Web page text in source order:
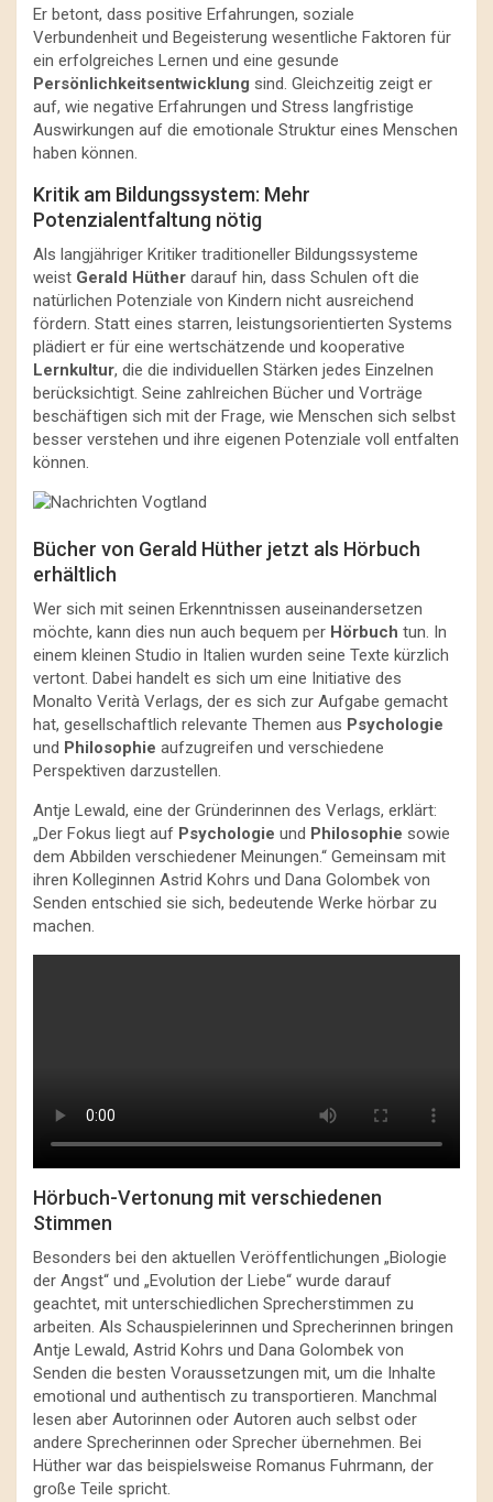
Er betont, dass positive Erfahrungen, soziale
Verbundenheit und Begeisterung wesentliche Faktoren für
ein erfolgreiches Lernen und eine gesunde
Persönlichkeitsentwicklung sind. Gleichzeitig zeigt er
auf, wie negative Erfahrungen und Stress langfristige
Auswirkungen auf die emotionale Struktur eines Menschen
haben können.
Kritik am Bildungssystem: Mehr
Potenzialentfaltung nötig
Als langjähriger Kritiker traditioneller Bildungssysteme
weist Gerald Hüther darauf hin, dass Schulen oft die
natürlichen Potenziale von Kindern nicht ausreichend
fördern. Statt eines starren, leistungsorientierten Systems
plädiert er für eine wertschätzende und kooperative
Lernkultur, die die individuellen Stärken jedes Einzelnen
berücksichtigt. Seine zahlreichen Bücher und Vorträge
beschäftigen sich mit der Frage, wie Menschen sich selbst
besser verstehen und ihre eigenen Potenziale voll entfalten
können.
Bücher von Gerald Hüther jetzt als Hörbuch
erhältlich
Wer sich mit seinen Erkenntnissen auseinandersetzen
möchte, kann dies nun auch bequem per Hörbuch tun. In
einem kleinen Studio in Italien wurden seine Texte kürzlich
vertont. Dabei handelt es sich um eine Initiative des
Monalto Verità Verlags, der es sich zur Aufgabe gemacht
hat, gesellschaftlich relevante Themen aus Psychologie
und Philosophie aufzugreifen und verschiedene
Perspektiven darzustellen.
Antje Lewald, eine der Gründerinnen des Verlags, erklärt:
„Der Fokus liegt auf Psychologie und Philosophie sowie
dem Abbilden verschiedener Meinungen.“ Gemeinsam mit
ihren Kolleginnen Astrid Kohrs und Dana Golombek von
Senden entschied sie sich, bedeutende Werke hörbar zu
machen.
Hörbuch-Vertonung mit verschiedenen
Stimmen
Besonders bei den aktuellen Veröffentlichungen „Biologie
der Angst“ und „Evolution der Liebe“ wurde darauf
geachtet, mit unterschiedlichen Sprecherstimmen zu
arbeiten. Als Schauspielerinnen und Sprecherinnen bringen
Antje Lewald, Astrid Kohrs und Dana Golombek von
Senden die besten Voraussetzungen mit, um die Inhalte
emotional und authentisch zu transportieren. Manchmal
lesen aber Autorinnen oder Autoren auch selbst oder
andere Sprecherinnen oder Sprecher übernehmen. Bei
Hüther war das beispielsweise Romanus Fuhrmann, der
große Teile spricht.